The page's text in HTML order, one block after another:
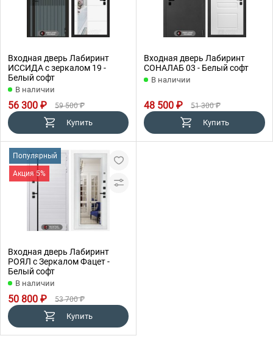
Входная дверь Лабиринт
ИССИДА с зеркалом 19 -
Белый софт
В наличии
56 300 ₽ 59 500 ₽
Купить
Входная дверь Лабиринт
СОНАЛАБ 03 - Белый софт
В наличии
48 500 ₽ 51 300 ₽
Купить
Популярный
Акция 5%
Входная дверь Лабиринт
РОЯЛ с Зеркалом Фацет -
Белый софт
В наличии
50 800 ₽ 53 700 ₽
Купить